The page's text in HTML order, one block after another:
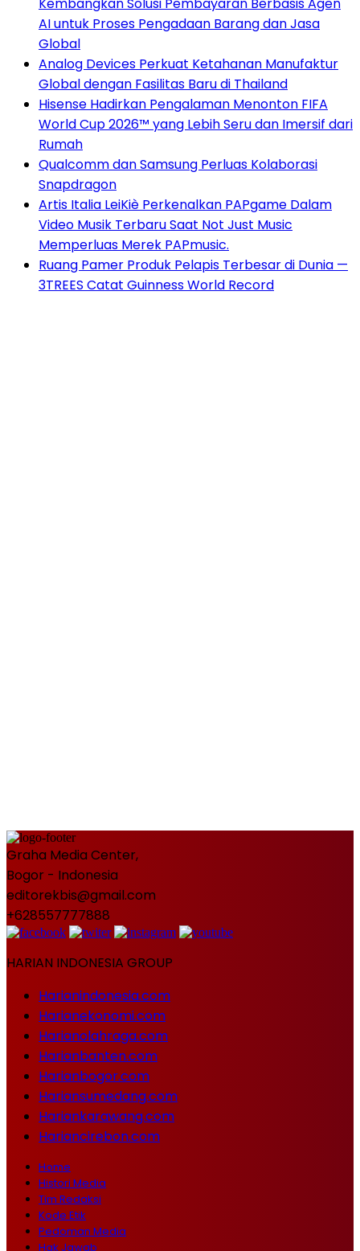
AI untuk Proses Pengadaan Barang dan Jasa
Global
Analog Devices Perkuat Ketahanan Manufaktur
Global dengan Fasilitas Baru di Thailand
Hisense Hadirkan Pengalaman Menonton FIFA
World Cup 2026™ yang Lebih Seru dan Imersif dari
Rumah
Qualcomm dan Samsung Perluas Kolaborasi
Snapdragon
Artis Italia LeiKiè Perkenalkan PAPgame Dalam
Video Musik Terbaru Saat Not Just Music
Memperluas Merek PAPmusic.
Ruang Pamer Produk Pelapis Terbesar di Dunia —
3TREES Catat Guinness World Record
Graha Media Center,
Bogor - Indonesia
editorekbis@gmail.com
+628557777888
HARIAN INDONESIA GROUP
Harianindonesia.com
Harianekonomi.com
Harianolahraga.com
Harianbanten.com
Harianbogor.com
Hariansumedang.com
Hariankarawang.com
Hariancirebon.com
Home
Histori Media
Tim Redaksi
Kode Etik
Pedoman Media
Hak Jawab